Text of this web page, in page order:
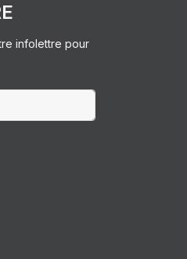
infolettre pour